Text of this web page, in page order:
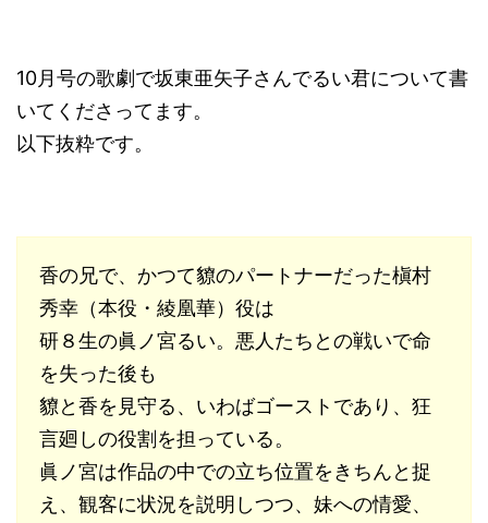
10月号の歌劇で坂東亜矢子さんでるい君について書
いてくださってます。
以下抜粋です。
香の兄で、かつて䝤のパートナーだった槇村
秀幸（本役・綾凰華）役は
研８生の眞ノ宮るい。悪人たちとの戦いで命
を失った後も
䝤と香を見守る、いわばゴーストであり、狂
言廻しの役割を担っている。
眞ノ宮は作品の中での立ち位置をきちんと捉
え、観客に状況を説明しつつ、妹への情愛、